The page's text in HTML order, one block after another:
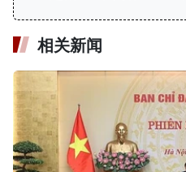
相关新闻